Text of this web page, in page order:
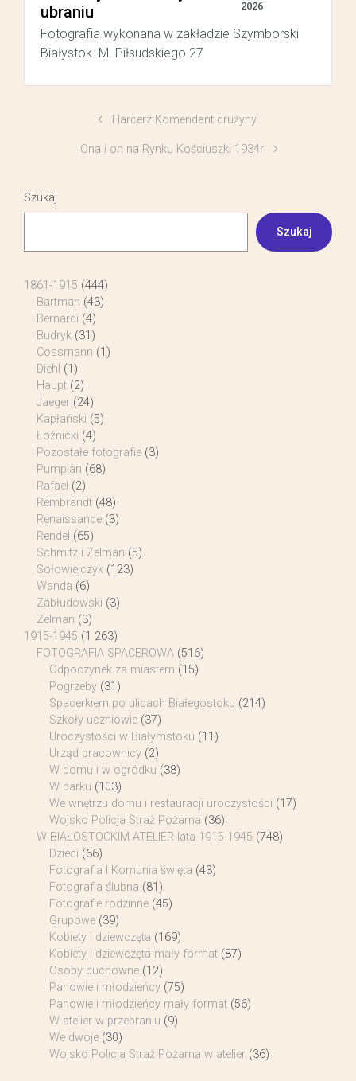
ubraniu
2026
Fotografia wykonana w zakładzie Szymborski
Białystok M. Piłsudskiego 27
Harcerz Komendant drużyny
Ona i on na Rynku Kościuszki 1934r
Szukaj
Szukaj
1861-1915 (444)
Bartman (43)
Bernardi (4)
Budryk (31)
Cossmann (1)
Diehl (1)
Haupt (2)
Jaeger (24)
Kapłański (5)
Łoźnicki (4)
Pozostałe fotografie (3)
Pumpian (68)
Rafael (2)
Rembrandt (48)
Renaissance (3)
Rendel (65)
Schmitz i Zelman (5)
Sołowiejczyk (123)
Wanda (6)
Zabłudowski (3)
Zelman (3)
1915-1945 (1 263)
FOTOGRAFIA SPACEROWA (516)
Odpoczynek za miastem (15)
Pogrzeby (31)
Spacerkiem po ulicach Białegostoku (214)
Szkoły uczniowie (37)
Uroczystości w Białymstoku (11)
Urząd pracownicy (2)
W domu i w ogródku (38)
W parku (103)
We wnętrzu domu i restauracji uroczystości (17)
Wojsko Policja Straż Pożarna (36)
W BIAŁOSTOCKIM ATELIER lata 1915-1945 (748)
Dzieci (66)
Fotografia I Komunia święta (43)
Fotografia ślubna (81)
Fotografie rodzinne (45)
Grupowe (39)
Kobiety i dziewczęta (169)
Kobiety i dziewczęta mały format (87)
Osoby duchowne (12)
Panowie i młodzieńcy (75)
Panowie i młodzieńcy mały format (56)
W atelier w przebraniu (9)
We dwoje (30)
Wojsko Policja Straż Pożarna w atelier (36)